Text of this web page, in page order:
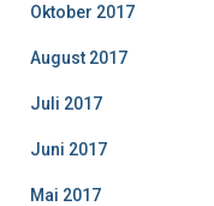
Oktober 2017
August 2017
Juli 2017
Juni 2017
Mai 2017